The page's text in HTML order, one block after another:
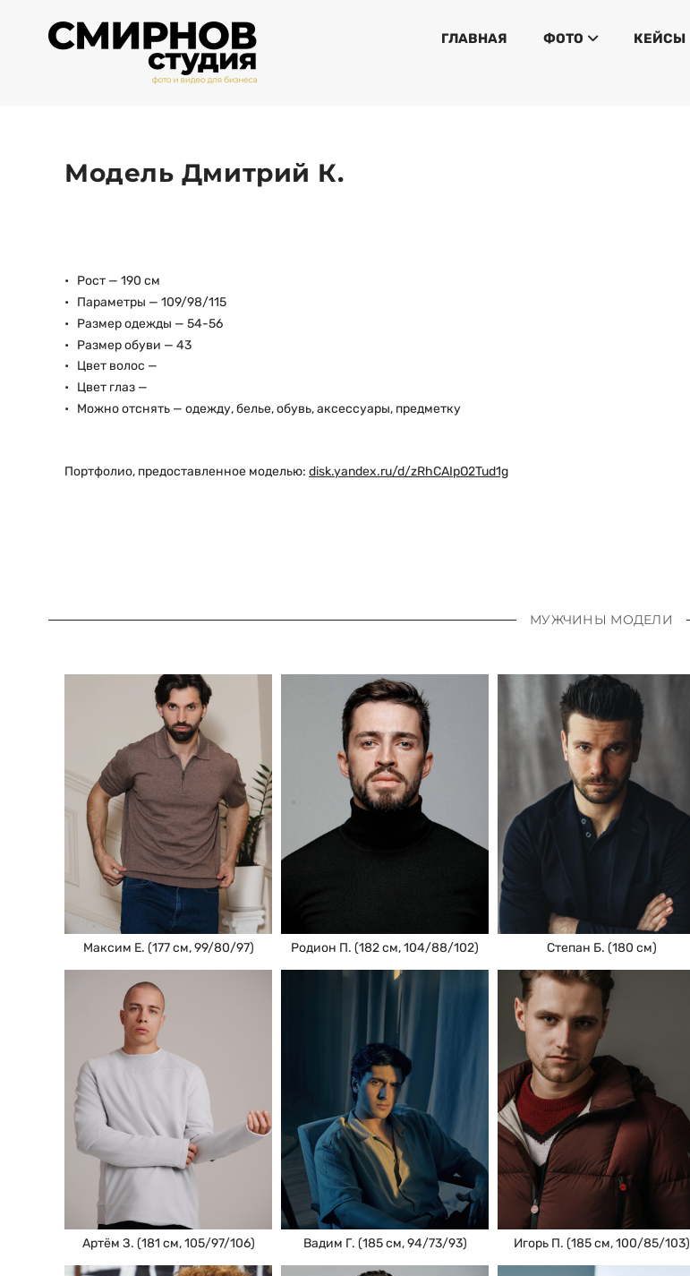
ГЛАВНАЯ ФОТО КЕЙСЫ
Модель Дмитрий К.
Рост — 190 см
Параметры — 109/98/115
Размер одежды — 54-56
Размер обуви — 43
Цвет волос —
Цвет глаз —
Можно отснять — одежду, белье, обувь, аксессуары, предметку
Портфолио, предоставленное моделью: disk.yandex.ru/d/zRhCAIpO2Tud1g
МУЖЧИНЫ МОДЕЛИ
Максим Е. (177 см, 99/80/97) Родион П. (182 см, 104/88/102) Степан Б. (180 см)
Артём З. (181 см, 105/97/106) Вадим Г. (185 см, 94/73/93) Игорь П. (185 см, 100/85/103)